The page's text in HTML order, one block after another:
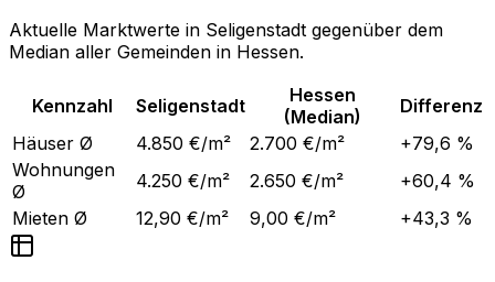
Aktuelle Marktwerte in Seligenstadt gegenüber dem
Median aller Gemeinden in Hessen.
Kennzahl Seligenstadt
Hessen
(Median)
Differenz
Häuser Ø
4.850 €/m² 2.700 €/m²
+79,6 %
Wohnungen
Ø
4.250 €/m² 2.650 €/m²
+60,4 %
Mieten Ø
12,90 €/m² 9,00 €/m² +43,3 %